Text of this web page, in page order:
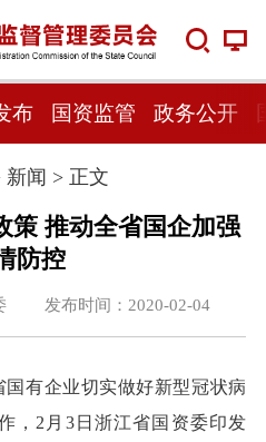
布 国资监管 政务公开
新闻 > 正文
策 推动全省国企加强
防控
发布时间：2020-02-04
有企业切实做好新型冠状病
，2月3日浙江省国资委印发